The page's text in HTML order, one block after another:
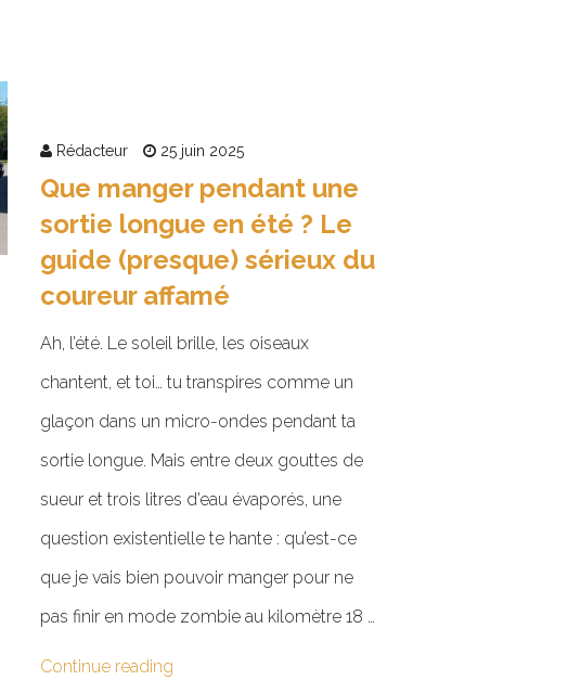
Rédacteur 25 juin 2025
Que manger pendant une
sortie longue en été ? Le
guide (presque) sérieux du
coureur affamé
Ah, l’été. Le soleil brille, les oiseaux
chantent, et toi… tu transpires comme un
glaçon dans un micro-ondes pendant ta
sortie longue. Mais entre deux gouttes de
sueur et trois litres d’eau évaporés, une
question existentielle te hante : qu’est-ce
que je vais bien pouvoir manger pour ne
pas finir en mode zombie au kilomètre 18 …
Continue reading